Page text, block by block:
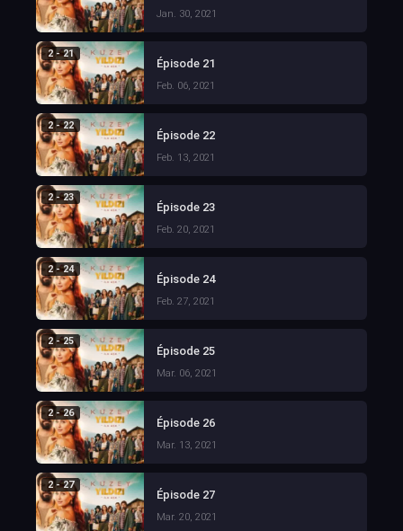
Jan. 30, 2021
2 - 21
Épisode 21
Feb. 06, 2021
2 - 22
Épisode 22
Feb. 13, 2021
2 - 23
Épisode 23
Feb. 20, 2021
2 - 24
Épisode 24
Feb. 27, 2021
2 - 25
Épisode 25
Mar. 06, 2021
2 - 26
Épisode 26
Mar. 13, 2021
2 - 27
Épisode 27
Mar. 20, 2021